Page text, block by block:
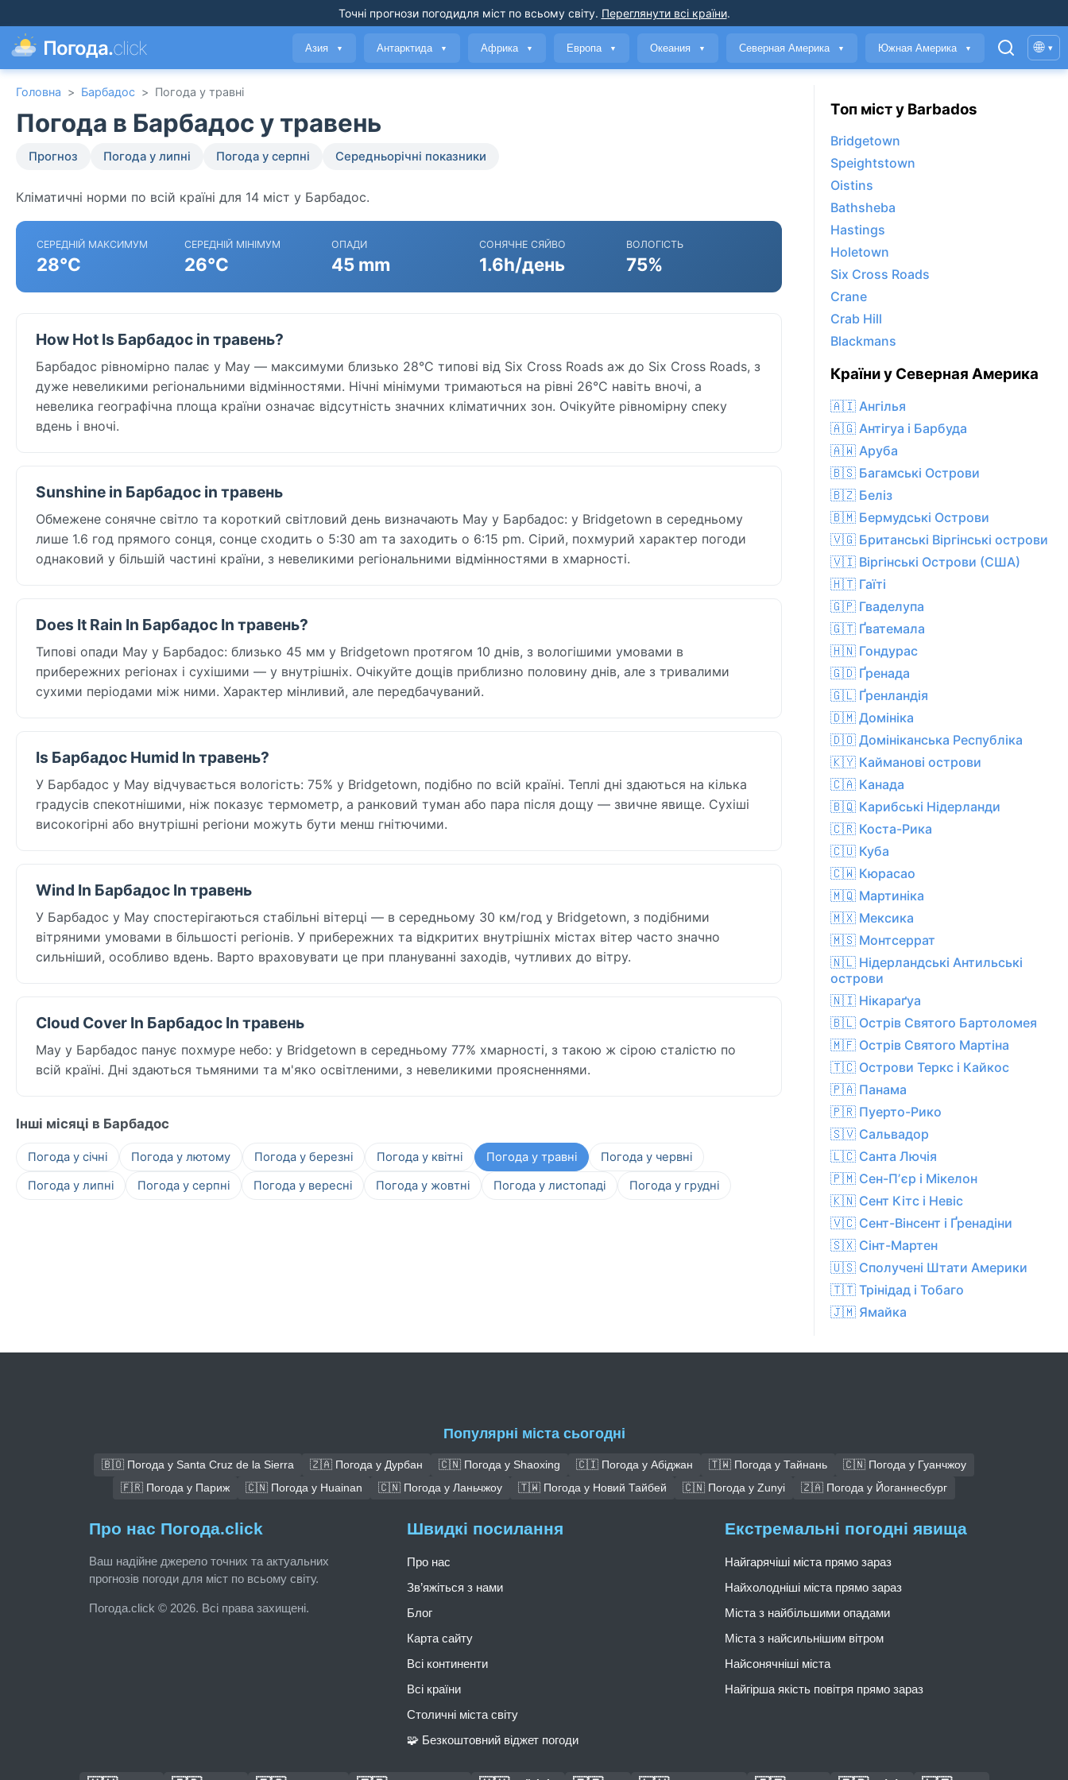
Точні прогнози погодидля міст по всьому світу. Переглянути всі країни.
Погода.click Азия ▼ Антарктида ▼ Африка ▼ Европа ▼ Океания ▼ Северная Америка ▼ Южная Америка ▼ 🌐 ▾
Головна > Барбадос > Погода у травні
Погода в Барбадос у травень
Прогноз Погода у липні Погода у серпні Середньорічні показники
Кліматичні норми по всій країні для 14 міст у Барбадос.
СЕРЕДНІЙ МАКСИМУМ
28°C
СЕРЕДНІЙ МІНІМУМ
26°C
ОПАДИ
45 mm
СОНЯЧНЕ СЯЙВО
1.6h/день
ВОЛОГІСТЬ
75%
How Hot Is Барбадос in травень?
Барбадос рівномірно палає у May — максимуми близько 28°C типові від Six Cross Roads аж до Six Cross Roads, з
дуже невеликими регіональними відмінностями. Нічні мінімуми тримаються на рівні 26°C навіть вночі, а
невелика географічна площа країни означає відсутність значних кліматичних зон. Очікуйте рівномірну спеку
вдень і вночі.
Sunshine in Барбадос in травень
Обмежене сонячне світло та короткий світловий день визначають May у Барбадос: у Bridgetown в середньому
лише 1.6 год прямого сонця, сонце сходить о 5:30 am та заходить о 6:15 pm. Сірий, похмурий характер погоди
однаковий у більшій частині країни, з невеликими регіональними відмінностями в хмарності.
Does It Rain In Барбадос In травень?
Типові опади May у Барбадос: близько 45 мм у Bridgetown протягом 10 днів, з вологішими умовами в
прибережних регіонах і сухішими — у внутрішніх. Очікуйте дощів приблизно половину днів, але з тривалими
сухими періодами між ними. Характер мінливий, але передбачуваний.
Is Барбадос Humid In травень?
У Барбадос у May відчувається вологість: 75% у Bridgetown, подібно по всій країні. Теплі дні здаються на кілька
градусів спекотнішими, ніж показує термометр, а ранковий туман або пара після дощу — звичне явище. Сухіші
високогірні або внутрішні регіони можуть бути менш гнітючими.
Wind In Барбадос In травень
У Барбадос у May спостерігаються стабільні вітерці — в середньому 30 км/год у Bridgetown, з подібними
вітряними умовами в більшості регіонів. У прибережних та відкритих внутрішніх містах вітер часто значно
сильніший, особливо вдень. Варто враховувати це при плануванні заходів, чутливих до вітру.
Cloud Cover In Барбадос In травень
May у Барбадос панує похмуре небо: у Bridgetown в середньому 77% хмарності, з такою ж сірою сталістю по
всій країні. Дні здаються тьмяними та м'яко освітленими, з невеликими проясненнями.
Інші місяці в Барбадос
Погода у січні Погода у лютому Погода у березні Погода у квітні Погода у травні
Погода у червні
Погода у липні
Погода у серпні Погода у вересні Погода у жовтні Погода у листопаді Погода у грудні
Топ міст у Barbados
Bridgetown
Speightstown
Oistins
Bathsheba
Hastings
Holetown
Six Cross Roads
Crane
Crab Hill
Blackmans
Країни у Северная Америка
🇦🇮 Ангілья
🇦🇬 Антігуа і Барбуда
🇦🇼 Аруба
🇧🇸 Багамські Острови
🇧🇿 Беліз
🇧🇲 Бермудські Острови
🇻🇬 Британські Віргінські острови
🇻🇮 Віргінські Острови (США)
🇭🇹 Гаїті
🇬🇵 Гваделупа
🇬🇹 Ґватемала
🇭🇳 Гондурас
🇬🇩 Ґренада
🇬🇱 Ґренландія
🇩🇲 Домініка
🇩🇴 Домініканська Республіка
🇰🇾 Кайманові острови
🇨🇦 Канада
🇧🇶 Карибські Нідерланди
🇨🇷 Коста-Рика
🇨🇺 Куба
🇨🇼 Кюрасао
🇲🇶 Мартиніка
🇲🇽 Мексика
🇲🇸 Монтсеррат
🇳🇱 Нідерландські Антильські
острови
🇳🇮 Нікараґуа
🇧🇱 Острів Святого Бартоломея
🇲🇫 Острів Святого Мартіна
🇹🇨 Острови Теркс і Кайкос
🇵🇦 Панама
🇵🇷 Пуерто-Рико
🇸🇻 Сальвадор
🇱🇨 Санта Лючія
🇵🇲 Сен-Пʼєр і Мікелон
🇰🇳 Сент Кітс і Невіс
🇻🇨 Сент-Вінсент і Ґренадіни
🇸🇽 Сінт-Мартен
🇺🇸 Сполучені Штати Америки
🇹🇹 Трінідад і Тобаго
🇯🇲 Ямайка
Популярні міста сьогодні
🇧🇴 Погода у Santa Cruz de la Sierra 🇿🇦 Погода у Дурбан 🇨🇳 Погода у Shaoxing 🇨🇮 Погода у Абіджан 🇹🇼 Погода у Тайнань
🇨🇳 Погода у Гуанчжоу
🇫🇷 Погода у Париж
🇨🇳 Погода у Huainan 🇨🇳 Погода у Ланьчжоу 🇹🇼 Погода у Новий Тайбей 🇨🇳 Погода у Zunyi 🇿🇦 Погода у Йоганнесбург
Про нас Погода.click
Ваш надійне джерело точних та актуальних
прогнозів погоди для міст по всьому світу.
Погода.click © 2026. Всі права захищені.
Швидкі посилання
Про нас
Зв’яжіться з нами
Блог
Карта сайту
Всі континенти
Всі країни
Столичні міста світу
🧩 Безкоштовний віджет погоди
Екстремальні погодні явища
Найгарячіші міста прямо зараз
Найхолодніші міста прямо зараз
Міста з найбільшими опадами
Міста з найсильнішим вітром
Найсонячніші міста
Найгірша якість повітря прямо зараз